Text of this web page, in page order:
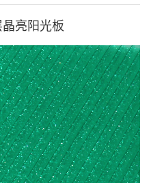
晶亮阳光板